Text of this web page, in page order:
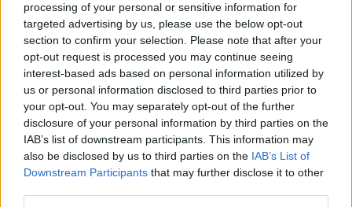
processing of your personal or sensitive information for
targeted advertising by us, please use the below opt-out
section to confirm your selection. Please note that after your
opt-out request is processed you may continue seeing
interest-based ads based on personal information utilized by
us or personal information disclosed to third parties prior to
your opt-out. You may separately opt-out of the further
disclosure of your personal information by third parties on the
IAB’s list of downstream participants. This information may
also be disclosed by us to third parties on the IAB’s List of
Downstream Participants that may further disclose it to other